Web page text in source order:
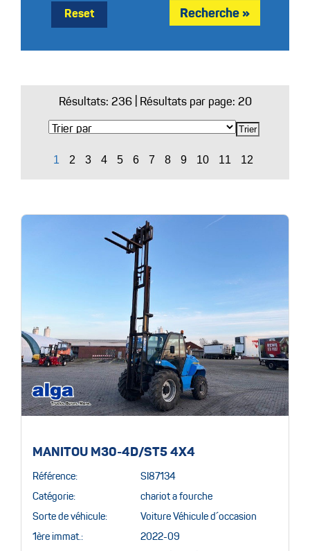
Reset
Résultats: 236| Résultats par page: 20
MANITOU M30-4D/ST5 4X4
Référence: SI87134
Catégorie: chariot a fourche
Sorte de véhicule: Voiture Véhicule d´occasion
1ère immat.: 2022-09